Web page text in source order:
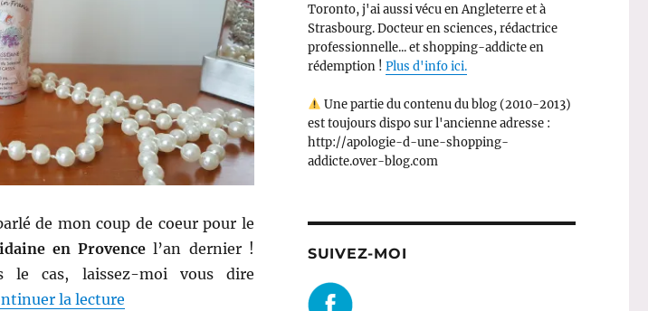
de mon coup de coeur pour le
en Provence l’an dernier !
le cas, laissez-moi vous dire
la lecturede « Gel douche # 91 : Gel douche Caramel lacté – La Cassidaine en
Toronto, j'ai aussi vécu en Angleterre et à
Strasbourg. Docteur en sciences, rédactrice
professionnelle... et shopping-addicte en
rédemption ! Plus d'info ici.
Une partie du contenu du blog (2010-2013)
est toujours dispo sur l'ancienne adresse :
http://apologie-d-une-shopping-
addicte.over-blog.com
SUIVEZ-MOI